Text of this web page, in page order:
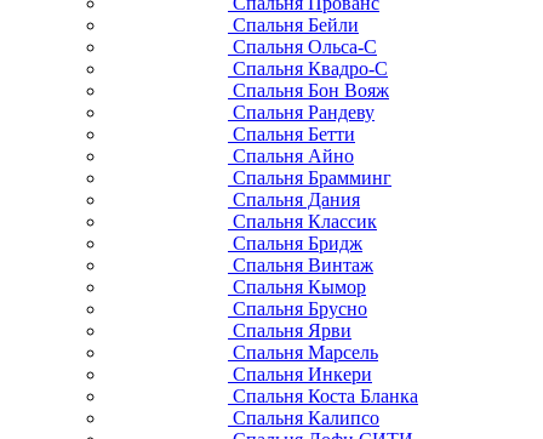
Спальня Бейли
Спальня Ольса-С
Спальня Квадро-С
Спальня Бон Вояж
Спальня Рандеву
Спальня Бетти
Спальня Айно
Спальня Брамминг
Спальня Дания
Спальня Классик
Спальня Бридж
Спальня Винтаж
Спальня Кымор
Спальня Брусно
Спальня Ярви
Спальня Марсель
Спальня Инкери
Спальня Коста Бланка
Спальня Калипсо